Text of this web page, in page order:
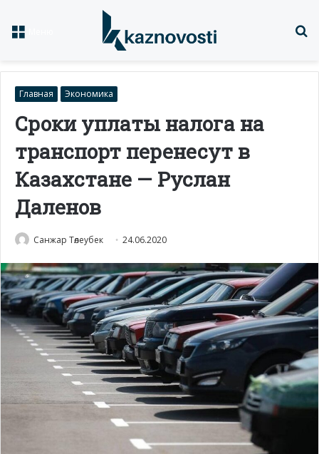
Главная Экономика
Сроки уплаты налога на
транспорт перенесут в
Казахстане — Руслан
Даленов
Санжар Төлеубек 24.06.2020